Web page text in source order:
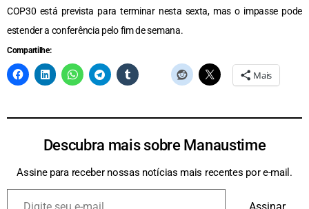
COP30 está prevista para terminar nesta sexta, mas o impasse pode
estender a conferência pelo fim de semana.
Compartilhe:
Mais
Descubra mais sobre Manaustime
Assine para receber nossas notícias mais recentes por e-mail.